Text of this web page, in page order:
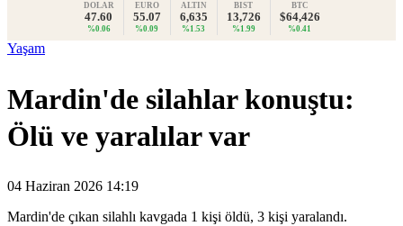
DOLAR
47.60
%0.06
EURO
55.07
%0.09
ALTIN
6,635
%1.53
BIST
13,726
%1.99
BTC
$64,426
%0.41
Yaşam
Mardin'de silahlar konuştu:
Ölü ve yaralılar var
04 Haziran 2026 14:19
Mardin'de çıkan silahlı kavgada 1 kişi öldü, 3 kişi yaralandı.